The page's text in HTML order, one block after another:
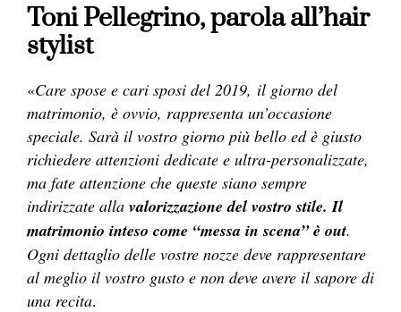
Toni Pellegrino, parola all’hair
stylist
«Care spose e cari sposi del 2019, il giorno del
matrimonio, è ovvio, rappresenta un’occasione
speciale. Sarà il vostro giorno più bello ed è giusto
richiedere attenzioni dedicate e ultra-personalizzate,
ma fate attenzione che queste siano sempre
indirizzate alla valorizzazione del vostro stile. Il
matrimonio inteso come “messa in scena” è out.
Ogni dettaglio delle vostre nozze deve rappresentare
al meglio il vostro gusto e non deve avere il sapore di
una recita.